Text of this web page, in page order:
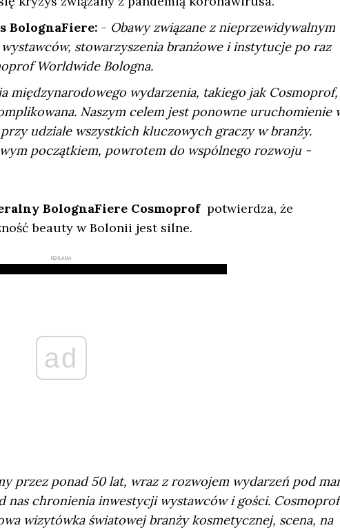
BolognaFiere: - Obawy związane z nieprzewidywalnym
stowarzyszenia branżowe i instytucje po raz
Worldwide Bologna.
międzynarodowego wydarzenia, takiego jak
Naszym celem jest ponowne uruchomienie
udziale wszystkich kluczowych graczy w branży.
początkiem, powrotem do wspólnego rozwoju -
BolognaFiere Cosmoprofpotwierdza, że
beauty w Bolonii jest silne.
REKLAMA
ad
przez ponad 50 lat, wraz z rozwojem wydarzeń pod
nas chronienia inwestycji wystawców i gości. Cosmoprof
wizytówka światowej branży kosmetycznej, scena, na